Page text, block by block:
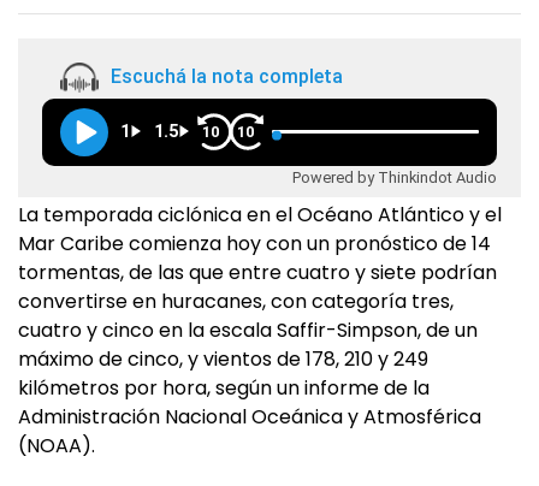
Escuchá la nota completa
1 1.5 10 10
Powered by Thinkindot Audio
La temporada ciclónica en el Océano Atlántico y el
Mar Caribe comienza hoy con un pronóstico de 14
tormentas, de las que entre cuatro y siete podrían
convertirse en huracanes, con categoría tres,
cuatro y cinco en la escala Saffir-Simpson, de un
máximo de cinco, y vientos de 178, 210 y 249
kilómetros por hora, según un informe de la
Administración Nacional Oceánica y Atmosférica
(NOAA).